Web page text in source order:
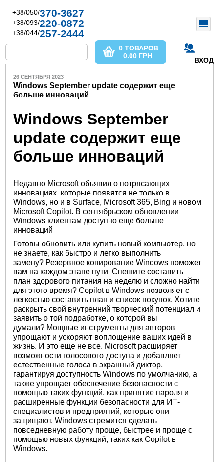
+38/050/370-3627
+38/093/220-0872
+38/044/257-2444
ВХОД
0 ТОВАРОВ
0.00 ГРН.
26 СЕНТЯБРЯ 2023
Windows September update содержит еще
больше инноваций
Windows September
update содержит еще
больше инноваций
Недавно Microsoft объявил о потрясающих
инновациях, которые появятся не только в
Windows, но и в Surface, Microsoft 365, Bing и новом
Microsoft Copilot. В сентябрьском обновлении
Windows клиентам доступно еще больше
инноваций
Готовы обновить или купить новый компьютер, но
не знаете, как быстро и легко выполнить
замену? Резервное копирование Windows поможет
вам на каждом этапе пути. Спешите составить
план здорового питания на неделю и сложно найти
для этого время? Copilot в Windows позволяет с
легкостью составить план и список покупок. Хотите
раскрыть свой внутренний творческий потенциал и
заявить о той подработке, о которой вы
думали? Мощные инструменты для авторов
упрощают и ускоряют воплощение ваших идей в
жизнь. И это еще не все. Microsoft расширяет
возможности голосового доступа и добавляет
естественные голоса в экранный диктор,
гарантируя доступность Windows по умолчанию, а
также упрощает обеспечение безопасности с
помощью таких функций, как принятие пароля и
расширенные функции безопасности для ИТ-
специалистов и предприятий, которые они
защищают. Windows стремится сделать
повседневную работу проще, быстрее и проще с
помощью новых функций, таких как Copilot в
Windows.